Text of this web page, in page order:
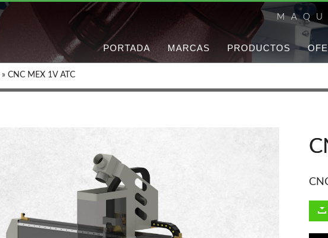
PORTADA MARCAS PRODUCTOS
» CNC MEX 1V ATC